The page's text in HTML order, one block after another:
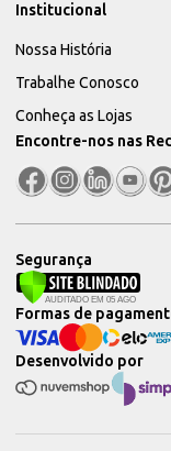
Institucional
Nossa História
Trabalhe Conosco
Conheça as Lojas
Encontre-nos nas
Segurança
Desenvolvido por
Formas de